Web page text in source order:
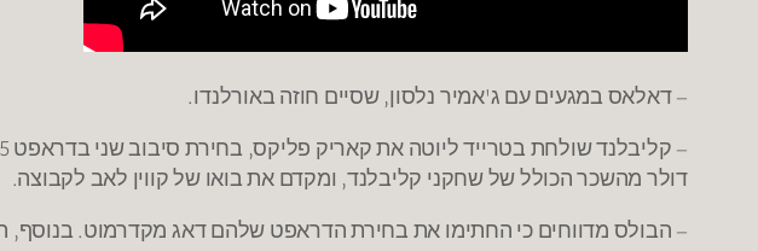
– דאלאס במגעים עם ג'אמיר נלסון, שסיים חוזה באורלנדו.
דולר מהשכר הכולל של שחקני קליבלנד, ומקדם את בואו של קווין לאב לקבוצה.
– הבולס מדווחים כי החתימו את בחירת הדראפט שלהם דאג מקדרמוט. בנוסף,